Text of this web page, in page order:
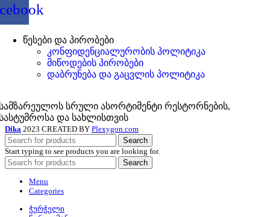
წესები და პირობები
კონფიდენციალურობის პოლიტიკა
მიწოდების პირობები
დაბრუნება და გაცვლის პოლიტიკა
სრული ასორტიმენტი რესტორნების,
და სახლისთვის
Dika 2023 CREATED BY Plexygon.com
Search
Start typing to see products you are looking for.
Search
Menu
Categories
ჭურჭელი